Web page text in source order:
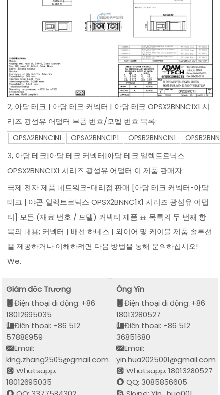
2, 아담 테크 | 아담 테크 커넥터 | 아담 테크 OPSX2BNNC1X1 시
리즈 광섬유 어댑터 부품 번호/모델 번호 목록:
OPSA2BNNC1N1 OPSA2BNNC1P1 OPSB2BNNCIN1
3, 아담 테크|아담 테크 커넥터|아담 테크 일렉트로닉스
OPSX2BNNC1X1 시리즈 광섬유 어댑터 이 제품 판매자:
국제 전자 제품 네트워크-대리점 판매 [아담 테크 커넥터-아담
테크 | 야콘 일렉트로닉스 OPSX2BNNC1X1 시리즈 광섬유 어댑
터] 모든 (재료 번호 / 모델) 커넥터 제품 표 목록의 두 번째 항
목의 내용; 커넥터 | 배선 하네스 | 와이어 및 케이블 제품 솔루션
을 제공하거나 이해하려면 다음 방법을 통해 문의하십시오!
We.
Giám đốc Trương
Điện thoại di động: +86
18012695035
Điện thoại: +86 512
57888959
Email:
king.zhang2505@gmail.com
Whatsapp:
18012695035
Ông Yǐn
Điện thoại di động: +86
18013280527
Điện thoại: +86 512
36851680
Email:
yin.hua2025001@gmail.com
Whatsapp: 18013280527
QQ: 3085856605